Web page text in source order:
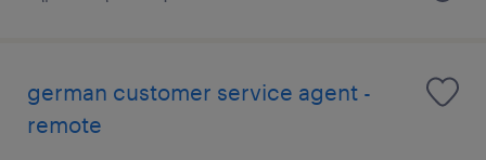
german customer service agent -
remote